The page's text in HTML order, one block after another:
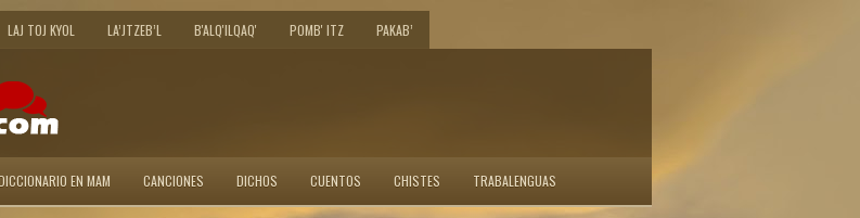
LAJ TOJ KYOL LA’JTZEB’L B'ALQ'ILQAQ' POMB' ITZ PAKAB’
EN MAM CANCIONES DICHOS CUENTOS CHISTES TRABALENGUAS